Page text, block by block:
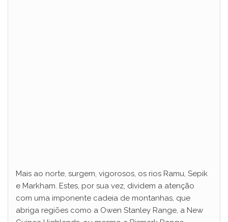
Mais ao norte, surgem, vigorosos, os rios Ramu, Sepik
e Markham. Estes, por sua vez, dividem a atenção
com uma imponente cadeia de montanhas, que
abriga regiões como a Owen Stanley Range, a New